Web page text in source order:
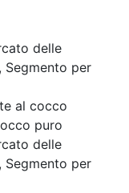
delle
Segmento per
al cocco
puro
delle
Segmento per